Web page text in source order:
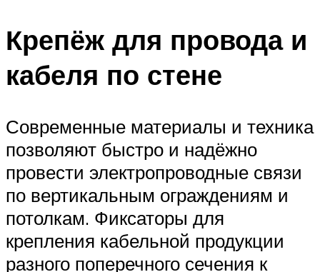
Крепёж для провода и
кабеля по стене
Современные материалы и техника
позволяют быстро и надёжно
провести электропроводные связи
по вертикальным ограждениям и
потолкам. Фиксаторы для
крепления кабельной продукции
разного поперечного сечения к